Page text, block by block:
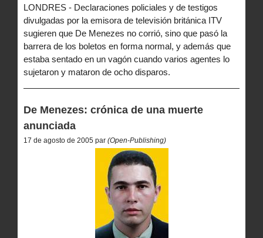
LONDRES - Declaraciones policiales y de testigos
divulgadas por la emisora de televisión británica ITV
sugieren que De Menezes no corrió, sino que pasó la
barrera de los boletos en forma normal, y además que
estaba sentado en un vagón cuando varios agentes lo
sujetaron y mataron de ocho disparos.
De Menezes: crónica de una muerte
anunciada
17 de agosto de 2005 par (Open-Publishing)